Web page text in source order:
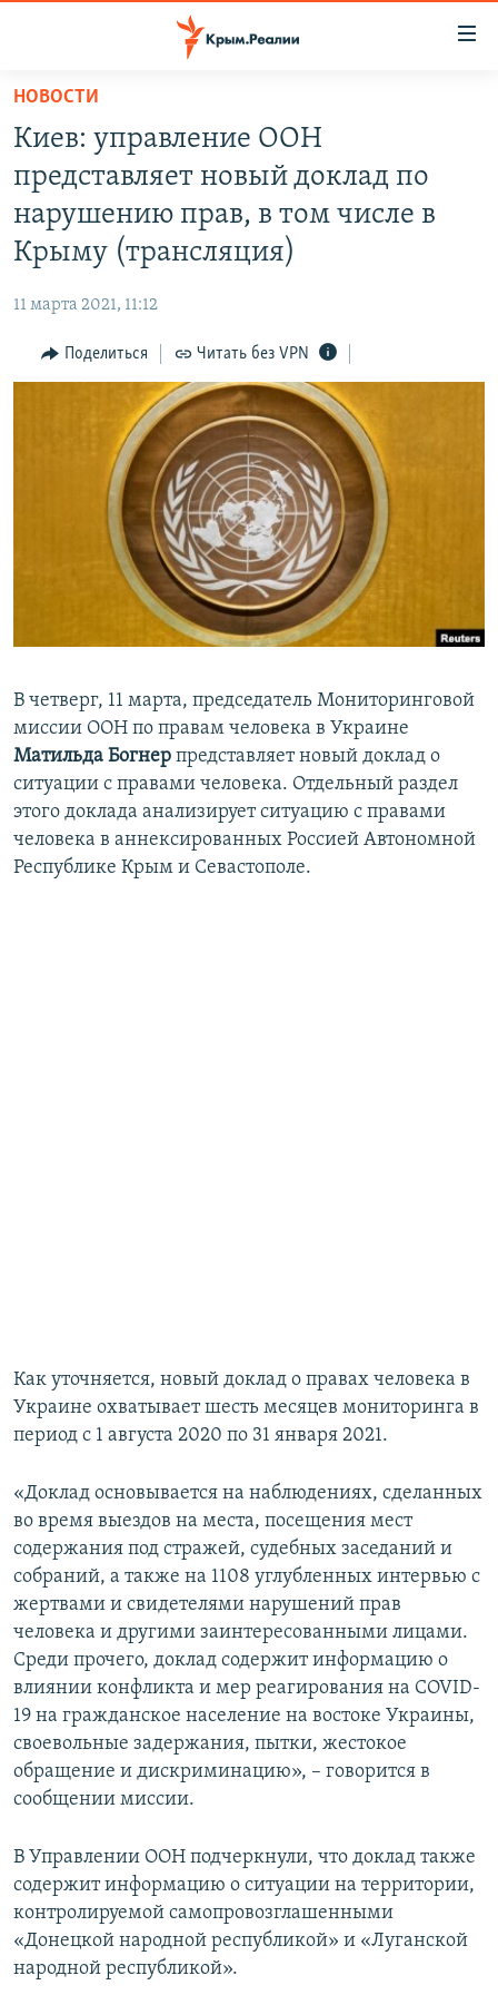
Вернуться
основному
содержанию
Вернутся
главной
Вернутся
поиску
СПЕЦПРОЕКТЫ
КАРТА ВОЕННЫХ ОБЪЕКТОВ КРЫМА
ВОДА
ИСТОРИЯ
ИНТЕРАКТИВ
ИНФОГРАФИКА
ТЕЛЕПРОЕКТ КРЫМ.РЕАЛИИ
СОВЕТЫ ПРАВОЗАЩИТНИКОВ
ПРОПАВШИЕ БЕЗ ВЕСТИ
ПОБЕДИТЕЛЕЙ НЕ СУДЯТ?
КРЫМ.НЕПОКОРЕННЫЙ
УКРАИНСКАЯ ПРОБЛЕМА КРЫМА
РАДІО СВОБОДА
КАК ОБОЙТИ БЛОКИРОВКУ
ПРИСОЕДИНЯЙТЕСЬ!
НОВОСТИ
Киев: управление ООН
представляет новый доклад по
нарушению прав, в том числе в
Крыму (трансляция)
11 марта 2021, 11:12
Поделиться Читать без VPN
В четверг, 11 марта, председатель Мониторинговой
миссии ООН по правам человека в Украине
Матильда Богнер представляет новый доклад о
ситуации с правами человека. Отдельный раздел
этого доклада анализирует ситуацию с правами
человека в аннексированных Россией Автономной
Республике Крым и Севастополе.
Как уточняется, новый доклад о правах человека в
Украине охватывает шесть месяцев мониторинга в
период с 1 августа 2020 по 31 января 2021.
«Доклад основывается на наблюдениях, сделанных
во время выездов на места, посещения мест
содержания под стражей, судебных заседаний и
собраний, а также на 1108 углубленных интервью с
жертвами и свидетелями нарушений прав
человека и другими заинтересованными лицами.
Среди прочего, доклад содержит информацию о
влиянии конфликта и мер реагирования на COVID-
19 на гражданское население на востоке Украины,
своевольные задержания, пытки, жестокое
обращение и дискриминацию», – говорится в
сообщении миссии.
В Управлении ООН подчеркнули, что доклад также
содержит информацию о ситуации на территории,
контролируемой самопровозглашенными
«Донецкой народной республикой» и «Луганской
народной республикой».